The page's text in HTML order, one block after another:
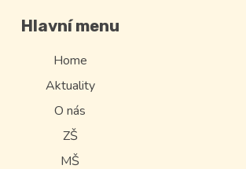
Hlavní menu
Home
Aktuality
O nás
ZŠ
MŠ